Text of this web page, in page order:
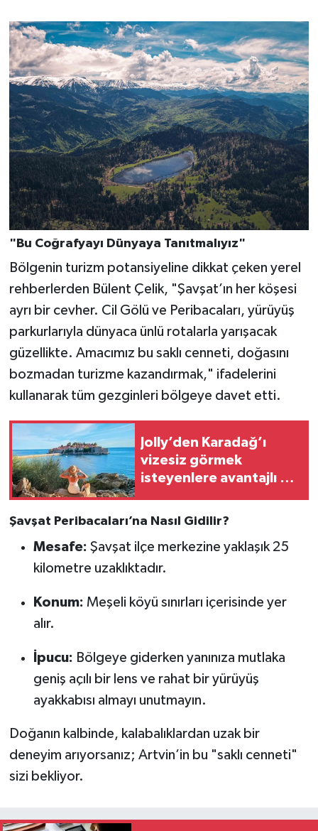
"Bu Coğrafyayı Dünyaya Tanıtmalıyız"
Bölgenin turizm potansiyeline dikkat çeken yerel
rehberlerden Bülent Çelik, "Şavşat’ın her köşesi
ayrı bir cevher. Cil Gölü ve Peribacaları, yürüyüş
parkurlarıyla dünyaca ünlü rotalarla yarışacak
güzellikte. Amacımız bu saklı cenneti, doğasını
bozmadan turizme kazandırmak," ifadelerini
kullanarak tüm gezginleri bölgeye davet etti.
Jolly’den Karadağ’ı
vizesiz görmek
isteyenlere avantajlı tur
Şavşat Peribacaları’na Nasıl Gidilir?
Mesafe: Şavşat ilçe merkezine yaklaşık 25
kilometre uzaklıktadır.
Konum: Meşeli köyü sınırları içerisinde yer
alır.
İpucu: Bölgeye giderken yanınıza mutlaka
geniş açılı bir lens ve rahat bir yürüyüş
ayakkabısı almayı unutmayın.
Doğanın kalbinde, kalabalıklardan uzak bir
deneyim arıyorsanız; Artvin’in bu "saklı cenneti"
sizi bekliyor.